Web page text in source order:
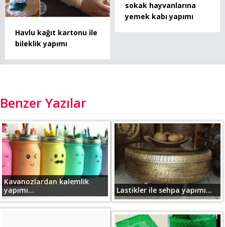
Havlu kağıt kartonu ile
bileklik yapımı
sokak hayvanlarına
yemek kabı yapımı
Benzer Yazılar
Kavanozlardan kalemlik
yapımı...
Lastikler ile sehpa yapımı...